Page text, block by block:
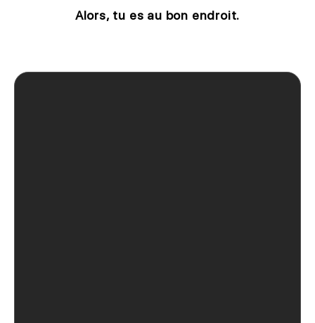
Alors, tu es au bon endroit.